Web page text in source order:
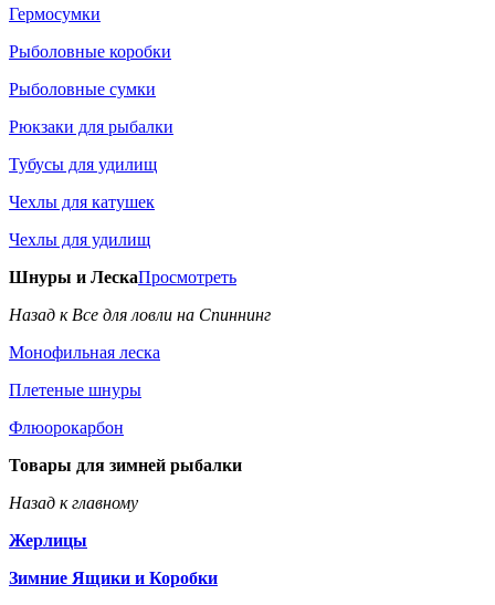
Гермосумки
Рыболовные коробки
Рыболовные сумки
Рюкзаки для рыбалки
Тубусы для удилищ
Чехлы для катушек
Чехлы для удилищ
Шнуры и ЛескаПросмотреть
Назад к Все для ловли на Спиннинг
Монофильная леска
Плетеные шнуры
Флюорокарбон
Товары для зимней рыбалки
Назад к главному
Жерлицы
Зимние Ящики и Коробки